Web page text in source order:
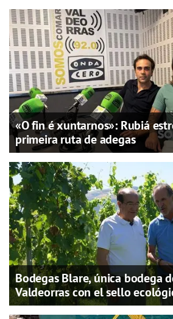
«O fin é xuntarnos»: Rubiá
primeira ruta de adegas
Bodegas Blare, única bodega
Valdeorras con el sello